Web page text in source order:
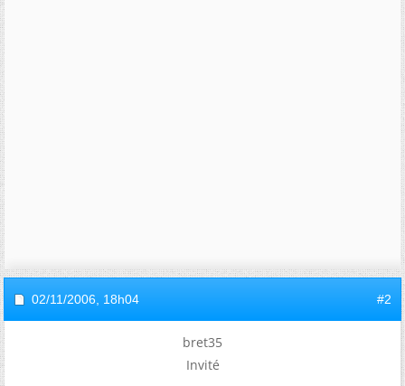
02/11/2006, 18h04 #2
bret35
Invité